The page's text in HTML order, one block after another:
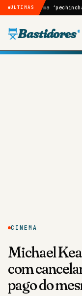
ÚLTIMAS
uma ‘pechincha’
Bastidores ®
CINEMA
Michael
com
pago do